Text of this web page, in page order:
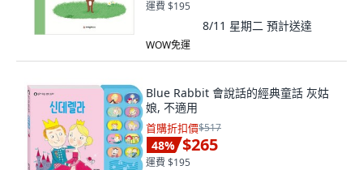
運費 $195
8/11 星期二 預計送達
WOW免運
Blue Rabbit 會說話的經典童話 灰姑
娘, 不適用
首購折扣價$517
48% $265
運費 $195